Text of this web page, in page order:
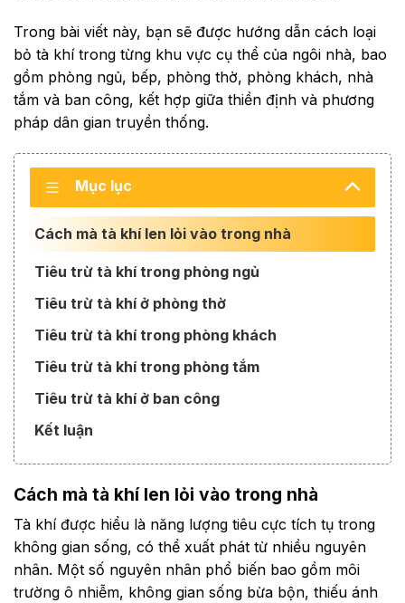
Trong bài viết này, bạn sẽ được hướng dẫn cách loại
bỏ tà khí trong từng khu vực cụ thể của ngôi nhà, bao
gồm phòng ngủ, bếp, phòng thờ, phòng khách, nhà
tắm và ban công, kết hợp giữa thiền định và phương
pháp dân gian truyền thống.
Mục lục
Cách mà tà khí len lỏi vào trong nhà
Tiêu trừ tà khí trong phòng ngủ
Tiêu trừ tà khí ở phòng thờ
Tiêu trừ tà khí trong phòng khách
Tiêu trừ tà khí trong phòng tắm
Tiêu trừ tà khí ở ban công
Kết luận
Cách mà tà khí len lỏi vào trong nhà
Tà khí được hiểu là năng lượng tiêu cực tích tụ trong
không gian sống, có thể xuất phát từ nhiều nguyên
nhân. Một số nguyên nhân phổ biến bao gồm môi
trường ô nhiễm, không gian sống bừa bộn, thiếu ánh